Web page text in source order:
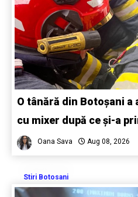
O tânără din Botoșani
cu mixer după ce și-a
Oana Sava Aug 08, 2026
Stiri Botosani